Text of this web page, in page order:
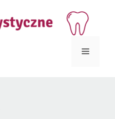
Menu